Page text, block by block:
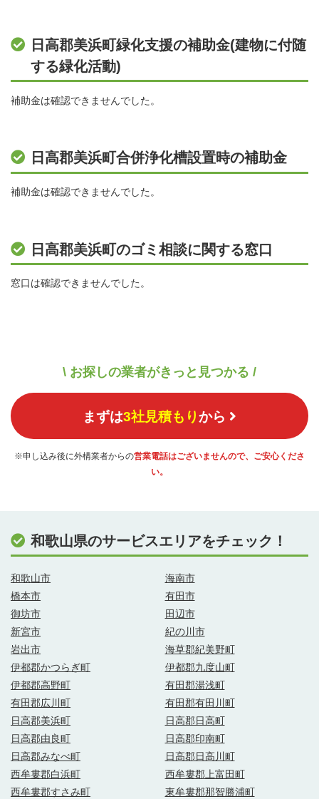
日高郡美浜町緑化支援の補助金(建物に付随
する緑化活動)
補助金は確認できませんでした。
日高郡美浜町合併浄化槽設置時の補助金
補助金は確認できませんでした。
日高郡美浜町のゴミ相談に関する窓口
窓口は確認できませんでした。
\ お探しの業者がきっと見つかる /
まずは3社見積もりから
※申し込み後に外構業者からの営業電話はございませんので、ご安心くださ
い。
和歌山県のサービスエリアをチェック！
和歌山市
海南市
橋本市
有田市
御坊市
田辺市
新宮市
紀の川市
岩出市
海草郡紀美野町
伊都郡かつらぎ町
伊都郡九度山町
伊都郡高野町
有田郡湯浅町
有田郡広川町
有田郡有田川町
日高郡美浜町
日高郡日高町
日高郡由良町
日高郡印南町
日高郡みなべ町
日高郡日高川町
西牟婁郡白浜町
西牟婁郡上富田町
西牟婁郡すさみ町
東牟婁郡那智勝浦町